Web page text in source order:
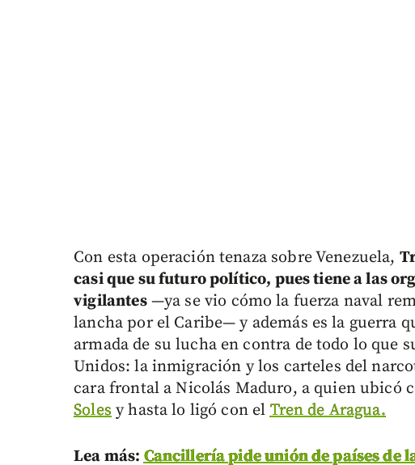
Con esta operación tenaza sobre Venezuela,
casi que su futuro político, pues tiene a las
vigilantes—ya se vio cómo la fuerza naval
lancha por el Caribe— y además es la guerra
armada de su lucha en contra de todo lo que
Unidos: la inmigración y los carteles del
cara frontal a Nicolás Maduro, a quien ubicó
Soles y hasta lo ligó con el Tren de Aragua.
Lea más: Cancillería pide unión de países de